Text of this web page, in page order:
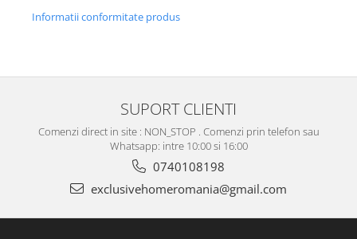
Informatii conformitate produs
SUPORT CLIENTI
Comenzi direct in site : NON_STOP . Comenzi prin telefon sau
Whatsapp: intre 10:00 si 16:00
0740108198
exclusivehomeromania@gmail.com